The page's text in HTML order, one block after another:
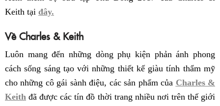
Keith tại đây.
Về Charles & Keith
Luôn mang đến những dòng phụ kiện phản ánh phong
cách sống sáng tạo với những thiết kế giàu tính thẩm mỹ
cho những cô gái sành điệu, các sản phẩm của Charles &
Keith đã được các tín đồ thời trang nhiều nơi trên thế giới